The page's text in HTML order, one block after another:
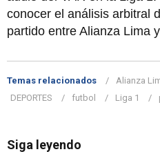
conocer el análisis arbitral
partido entre Alianza Lima
Temas relacionados Alianza
DEPORTES
futbol Liga 1
Siga leyendo